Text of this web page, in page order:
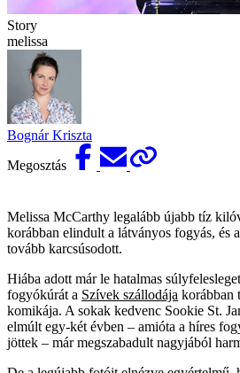
Story
melissa
Bognár Kriszta
Megosztás
Melissa McCarthy legalább újabb tíz
korábban elindult a látványos fogyás, és
tovább karcsúsodott.
Hiába adott már le hatalmas
fogyókúrát a Szívek szállodája korábban
komikája. A sokak kedvenc Sookie St.
elmúlt egy-két évben – amióta a híres
jöttek – már megszabadult nagyjából